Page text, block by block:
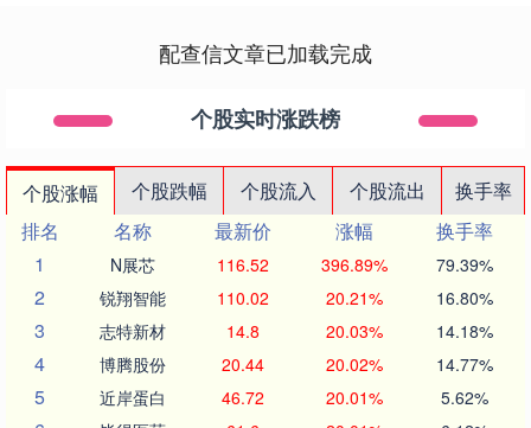
配查信文章已加载完成
个股实时涨跌榜
个股涨幅 个股跌幅 个股流入 个股流出
换手率
排名
名称 最新价 涨幅
换手率
1
N展芯 116.52 396.89% 79.39%
2 锐翔智能 110.02 20.21% 16.80%
3 志特新材 14.8 20.03% 14.18%
4 博腾股份 20.44 20.02% 14.77%
5 近岸蛋白 46.72 20.01% 5.62%